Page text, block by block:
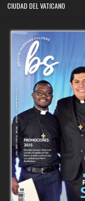
CIUDAD DEL VATICANO